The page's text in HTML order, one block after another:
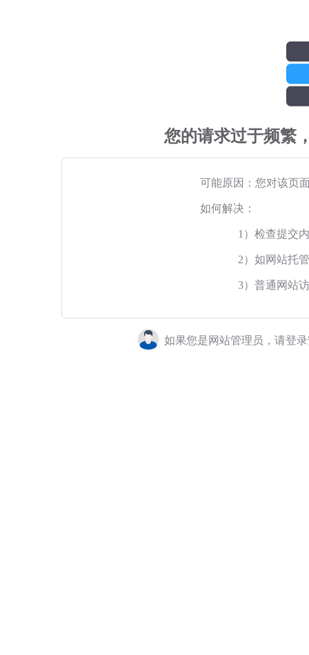
您的请求过于频繁
可能原因：您对该页
如何解决：
1）检查提交
2）如网站托
3）普通网站
如果您是网站管理员，请登